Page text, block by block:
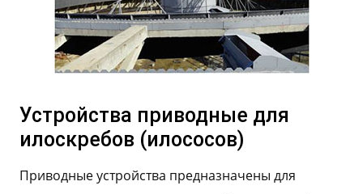
Устройства приводные для
илоскребов (илососов)
Приводные устройства предназначены для